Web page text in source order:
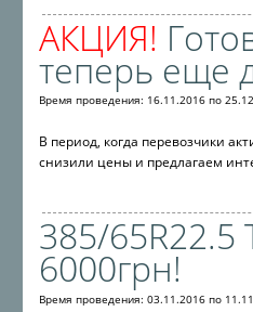
АКЦИЯ!
теперь еще
Время проведения: 16.11.2016 по
В период, когда перевозчики
снизили цены и предлагаем
385/65R22.5
6000грн!
Время проведения: 03.11.2016 по